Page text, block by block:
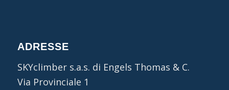
ADRESSE
SKYclimber s.a.s. di Engels Thomas & C.
Via Provinciale 1